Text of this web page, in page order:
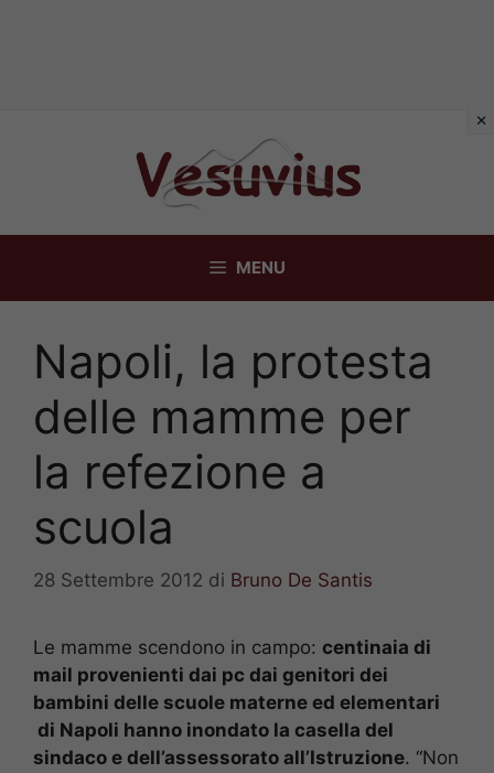
MENU
Napoli, la protesta
delle mamme per
la refezione a
scuola
28 Settembre 2012 di Bruno De Santis
Le mamme scendono in campo: centinaia di
mail provenienti dai pc dai genitori dei
bambini delle scuole materne ed elementari
di Napoli hanno inondato la casella del
sindaco e dell’assessorato all’Istruzione. “Non